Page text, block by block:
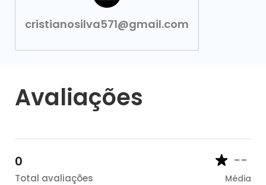
cristianosilva571@gmail.com
Avaliações
0
Total avaliações
--
Média